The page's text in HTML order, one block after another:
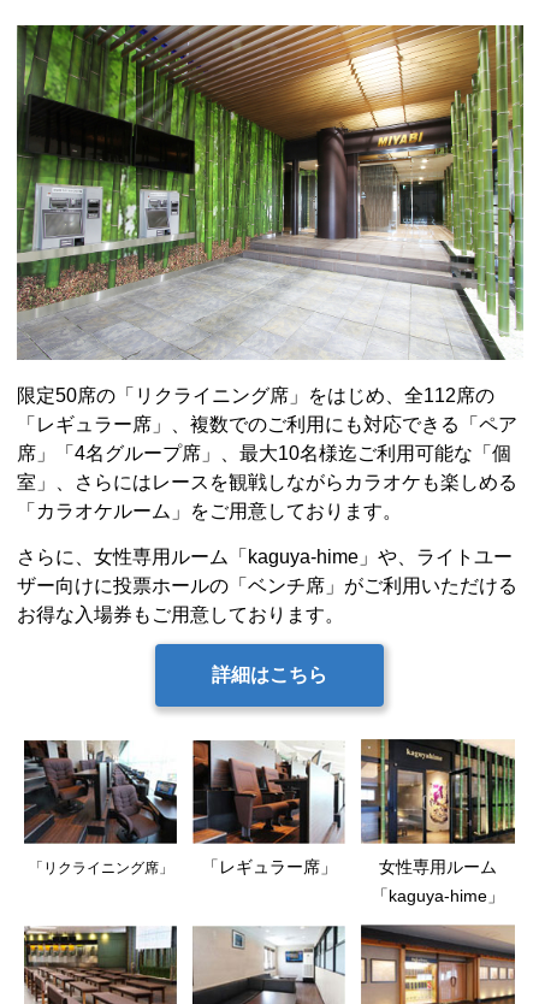
限定50席の「リクライニング席」をはじめ、全112席の
「レギュラー席」、複数でのご利用にも対応できる「ペア
席」「4名グループ席」、最大10名様迄ご利用可能な「個
室」、さらにはレースを観戦しながらカラオケも楽しめる
「カラオケルーム」をご用意しております。
さらに、女性専用ルーム「kaguya-hime」や、ライトユー
ザー向けに投票ホールの「ベンチ席」がご利用いただける
お得な入場券もご用意しております。
詳細はこちら
「リクライニング席」 「レギュラー席」
女性専用ルーム
「kaguya-hime」